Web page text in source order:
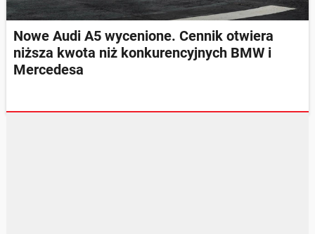
Nowe Audi A5 wycenione. Cennik otwiera
niższa kwota niż konkurencyjnych BMW i
Mercedesa